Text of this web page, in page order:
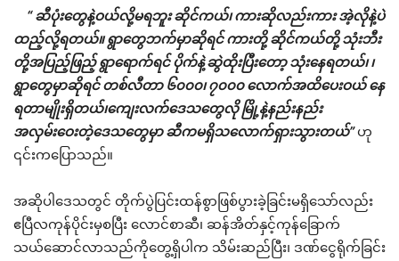
“ ဆီပုံးတွေနဲ့ဝယ်လို့မရဘူး ဆိုင်ကယ်၊ ကားဆိုလည်းကား အဲ့လိုနဲ့ပဲ
ထည့်လို့ရတယ်။ ရွာတွေဘက်မှာဆိုရင် ကားတို့ ဆိုင်ကယ်တို့ သုံးဘီး
တို့အပြည့်ဖြည့် ရွာရောက်ရင် ပိုက်နဲ့ဆွဲထိုးပြီးတော့ သုံးနေရတယ်၊ ၊
ရွာတွေမှာဆိုရင် တစ်လီတာ ၆၀၀၀၊ ၇၀၀၀ လောက်အထိပေးဝယ် နေ
ရတာမျိုးရှိတယ်၊ကျေးလက်ဒေသတွေလို မြို့နဲ့နည်းနည်း
အလှမ်းဝေးတဲ့ဒေသတွေမှာ ဆီကမရှိသလောက်ရှားသွားတယ်”ဟု
၎င်းကပြောသည်။
အဆိုပါဒေသတွင် တိုက်ပွဲပြင်းထန်စွာဖြစ်ပွားခဲ့ခြင်းမရှိသော်လည်း
ဧပြီလကုန်ပိုင်းမှစပြီး လောင်စာဆီ၊ ဆန်အိတ်နှင့်ကုန်ခြောက်
သယ်ဆောင်လာသည်ကိုတွေ့ရှိပါက သိမ်းဆည်ပြီး၊ ဒဏ်ငွေရိုက်ခြင်း